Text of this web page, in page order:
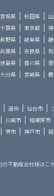
宮城県 秋田県
千葉県 東京都
長野県 岐阜県
兵庫県 奈良県
徳島県 香川県
大分県 宮崎県
道央 仙台市
川崎市 相模原市
堺市 神戸市
の不動産会社様はこ